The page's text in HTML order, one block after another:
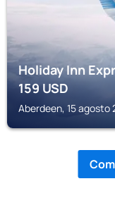
Holiday Inn
159USD
Aberdeen, 15 agosto